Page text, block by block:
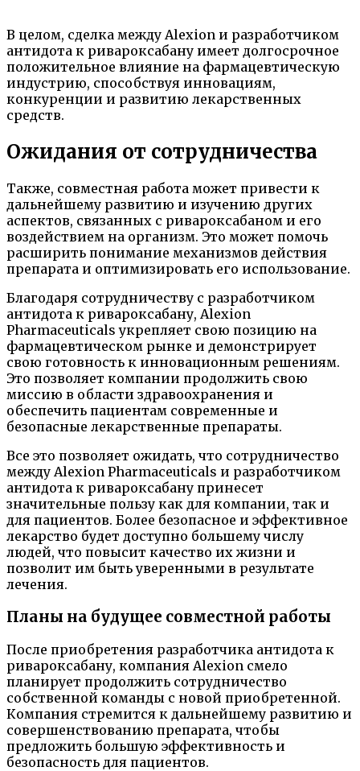
В целом, сделка между Alexion и разработчиком
антидота к ривароксабану имеет долгосрочное
положительное влияние на фармацевтическую
индустрию, способствуя инновациям,
конкуренции и развитию лекарственных
средств.
Ожидания от сотрудничества
Также, совместная работа может привести к
дальнейшему развитию и изучению других
аспектов, связанных с ривароксабаном и его
воздействием на организм. Это может помочь
расширить понимание механизмов действия
препарата и оптимизировать его использование.
Благодаря сотрудничеству с разработчиком
антидота к ривароксабану, Alexion
Pharmaceuticals укрепляет свою позицию на
фармацевтическом рынке и демонстрирует
свою готовность к инновационным решениям.
Это позволяет компании продолжить свою
миссию в области здравоохранения и
обеспечить пациентам современные и
безопасные лекарственные препараты.
Все это позволяет ожидать, что сотрудничество
между Alexion Pharmaceuticals и разработчиком
антидота к ривароксабану принесет
значительные пользу как для компании, так и
для пациентов. Более безопасное и эффективное
лекарство будет доступно большему числу
людей, что повысит качество их жизни и
позволит им быть уверенными в результате
лечения.
Планы на будущее совместной работы
После приобретения разработчика антидота к
ривароксабану, компания Alexion смело
планирует продолжить сотрудничество
собственной команды с новой приобретенной.
Компания стремится к дальнейшему развитию и
совершенствованию препарата, чтобы
предложить большую эффективность и
безопасность для пациентов.